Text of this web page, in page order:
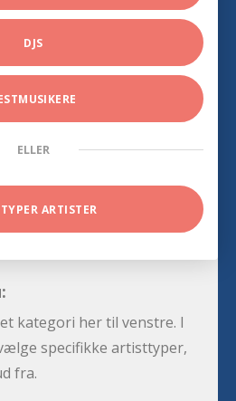
DJS
ELLER
ARTISTER
kategori her til venstre. I
specifikke artisttyper,
fra.